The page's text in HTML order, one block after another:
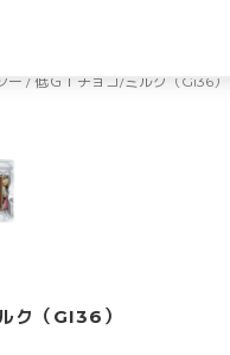
ー / 低ＧＩチョコ/ミルク（Gi36）
ク（GI36）